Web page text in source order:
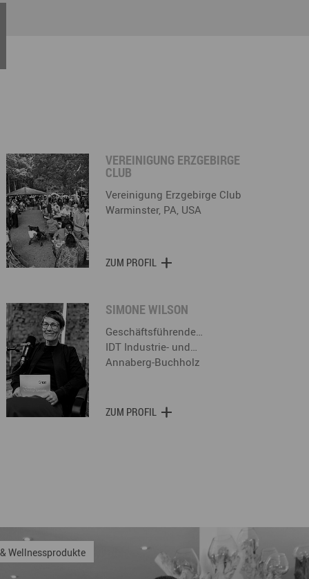
VEREINIGUNG ERZGEBIRGE
CLUB
Vereinigung Erzgebirge Club
Warminster, PA, USA
ZUM PROFIL
SIMONE WILSON
Geschäftsführende…
IDT Industrie- und…
Annaberg-Buchholz
ZUM PROFIL